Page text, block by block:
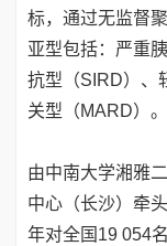
标，通过无监督
亚型包括：严重
抗型（SIRD）、
关型（MARD）。
由中南大学湘雅
中心（长沙）牵
年对全国19 054